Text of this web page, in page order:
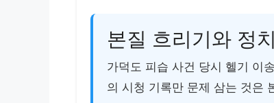
본질 흐리기와 정
가덕도 피습 사건 당시 헬기 이
의 시청 기록만 문제 삼는 것은